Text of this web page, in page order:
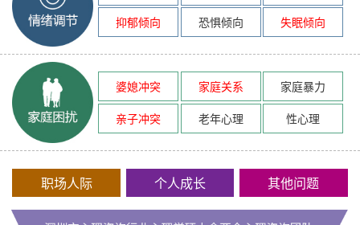
抑郁倾向
恐惧倾向 失眠倾向
婆媳冲突 家庭关系
家庭暴力
亲子冲突
老年心理 性心理
职场人际 个人成长 其他问题